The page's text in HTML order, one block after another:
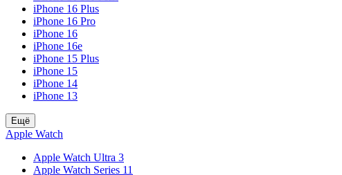
iPhone 16 Plus
iPhone 16 Pro
iPhone 16
iPhone 16e
iPhone 15 Plus
iPhone 15
iPhone 14
iPhone 13
Ещё
Apple Watch
Apple Watch Ultra 3
Apple Watch Series 11